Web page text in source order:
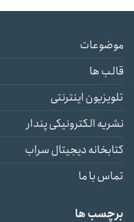
موضوعات
قالب ها
تلویزیون اینترنتی
نشریه الکترونیکی پندار
کتابخانه دیجیتال سراب
تماس با ما
برچسب ها